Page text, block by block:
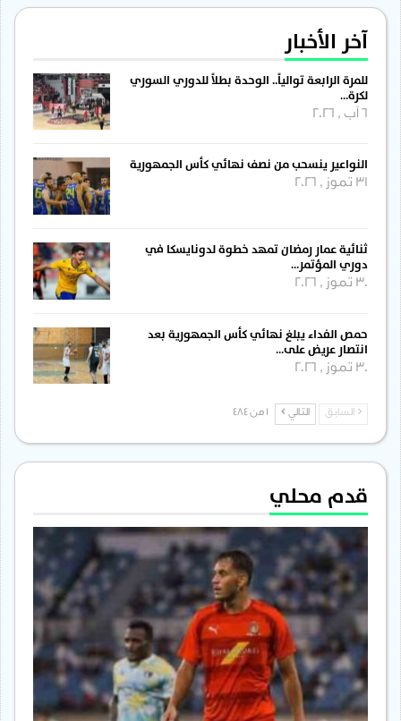
آخر الأخبار
للمرة الرابعة توالياً.. الوحدة بطلاً للدوري السوري
لكرة…
النواعير ينسحب من نصف نهائي كأس الجمهورية
31 تموز , 2026
ثنائية عمار رمضان تمهد خطوة لدونايسكا في
دوري المؤتمر…
30 تموز , 2026
حمص الفداء يبلغ نهائي كأس الجمهورية بعد
انتصار عريض على…
30 تموز , 2026
السابق التالي
قدم محلي